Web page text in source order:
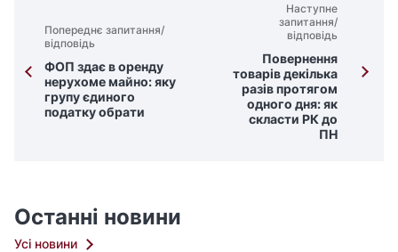
Попереднє запитання/
відповідь
ФОП здає в оренду
нерухоме майно: яку
групу єдиного
податку обрати
Наступне
запитання/
відповідь
Повернення
товарів декілька
разів протягом
одного дня: як
скласти РК до
ПН
Останні новини
Усі новини